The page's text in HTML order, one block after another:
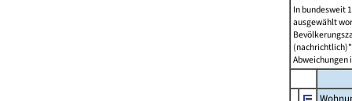
In bundesweit
ausgewählt
Abweichungen